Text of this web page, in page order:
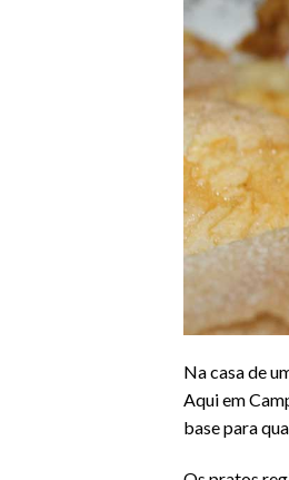
Na casa de
Aqui em
base para